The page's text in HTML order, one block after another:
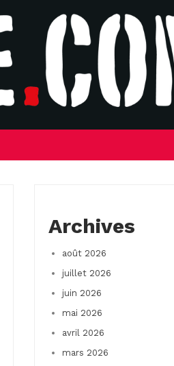
Archives
août 2026
juillet 2026
juin 2026
mai 2026
avril 2026
mars 2026